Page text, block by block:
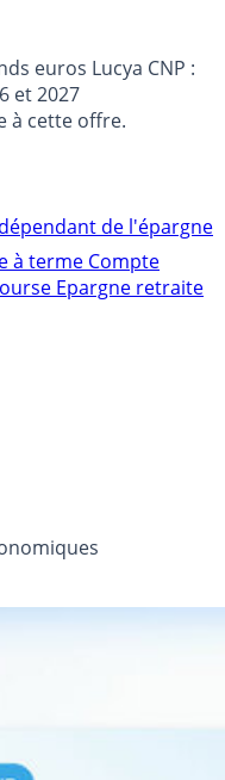
euros Lucya CNP :
et 2027
à cette offre.
de l'épargne
à terme Compte
Epargne retraite